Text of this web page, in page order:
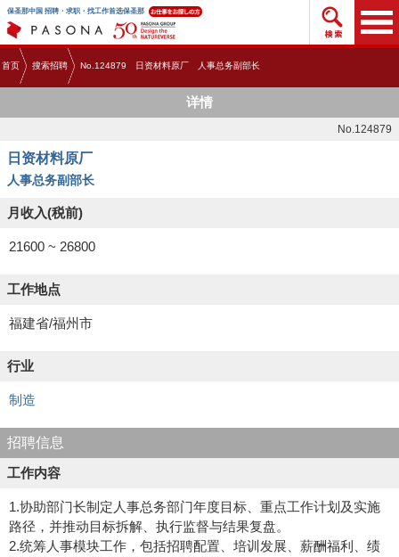
保圣那中国 招聘・求职・找工作首选保圣那 搜索
首页 搜索招聘 No.124879 日资材料原厂 人事总务副部长
详情
No.124879
日资材料原厂
人事总务副部长
月收入(税前)
21600 ~ 26800
工作地点
福建省/福州市
行业
制造
招聘信息
工作内容
1.协助部门长制定人事总务部门年度目标、重点工作计划及实施
路径，并推动目标拆解、执行监督与结果复盘。
2.统筹人事模块工作，包括招聘配置、培训发展、薪酬福利、绩